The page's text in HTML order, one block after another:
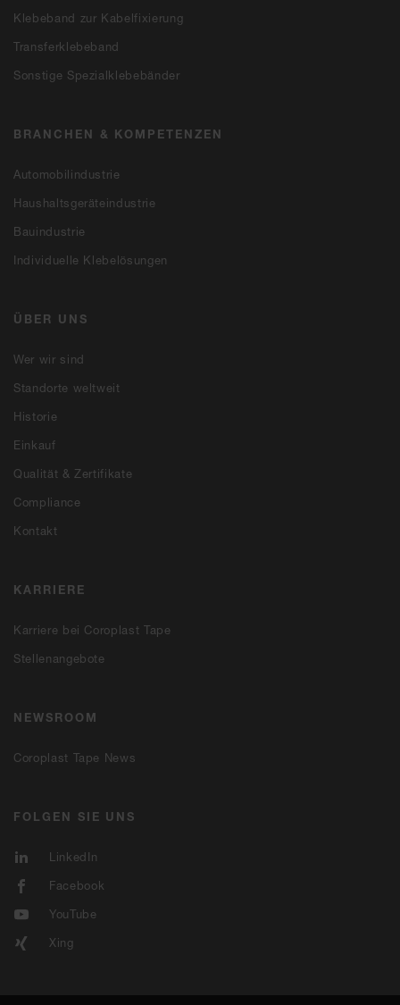
Klebeband zur Kabelfixierung
Transferklebeband
Sonstige Spezialklebebänder
BRANCHEN & KOMPETENZEN
Automobilindustrie
Haushaltsgeräteindustrie
Bauindustrie
Individuelle Klebelösungen
ÜBER UNS
Wer wir sind
Standorte weltweit
Historie
Einkauf
Qualität & Zertifikate
Compliance
Kontakt
KARRIERE
Karriere bei Coroplast Tape
Stellenangebote
NEWSROOM
Coroplast Tape News
FOLGEN SIE UNS
LinkedIn
Facebook
YouTube
Xing